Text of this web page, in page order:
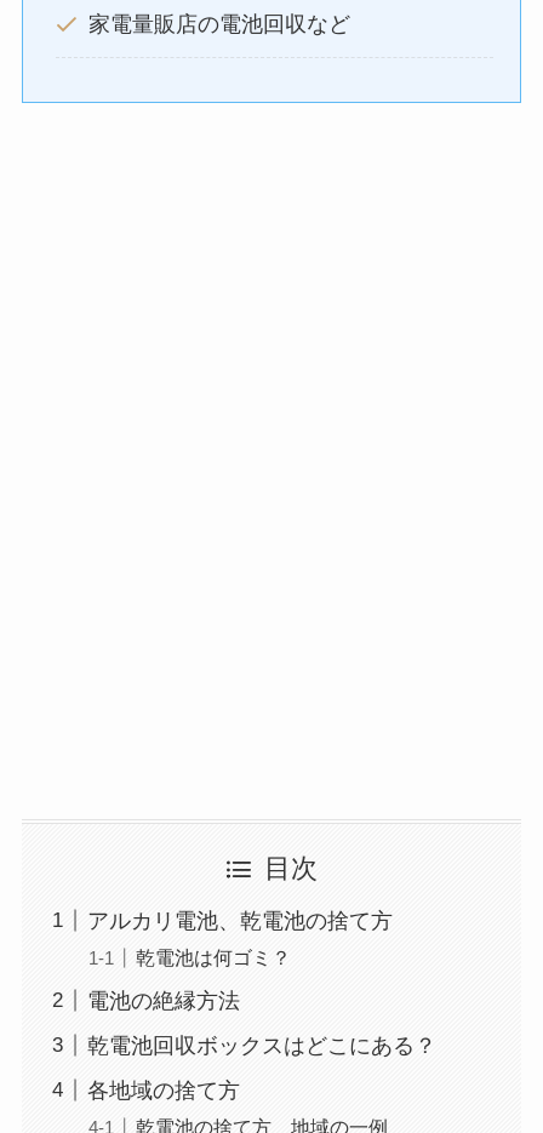
家電量販店の電池回収など
目次
アルカリ電池、乾電池の捨て方
乾電池は何ゴミ？
電池の絶縁方法
乾電池回収ボックスはどこにある？
各地域の捨て方
乾電池の捨て方 地域の一例